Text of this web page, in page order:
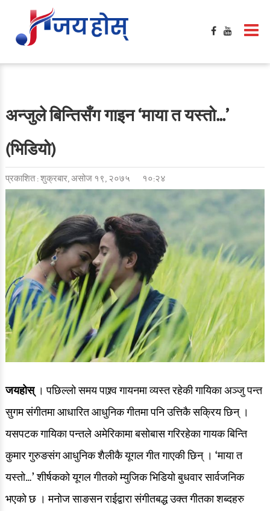
अन्जुले बिन्तिसँग गाइन ‘माया त यस्तो…’
(भिडियो)
प्रकाशित : शुक्रबार, असोज १९, २०७५ १०:२४
जयहोस्। पछिल्लो समय पाश्र्व गायनमा व्यस्त रहेकी गायिका अञ्जु पन्त
सुगम संगीतमा आधारित आधुनिक गीतमा पनि उत्तिकै सक्रिय छिन् ।
यसपटक गायिका पन्तले अमेरिकामा बसोबास गरिरहेका गायक बिन्ति
कुमार गुरुङसंग आधुनिक शैलीकै यूगल गीत गाएकी छिन् । ‘माया त
यस्तो…’ शीर्षकको यूगल गीतको म्युजिक भिडियो बुधवार सार्वजनिक
भएको छ । मनोज साङसन राईद्वारा संगीतबद्ध उक्त गीतका शब्दहरु